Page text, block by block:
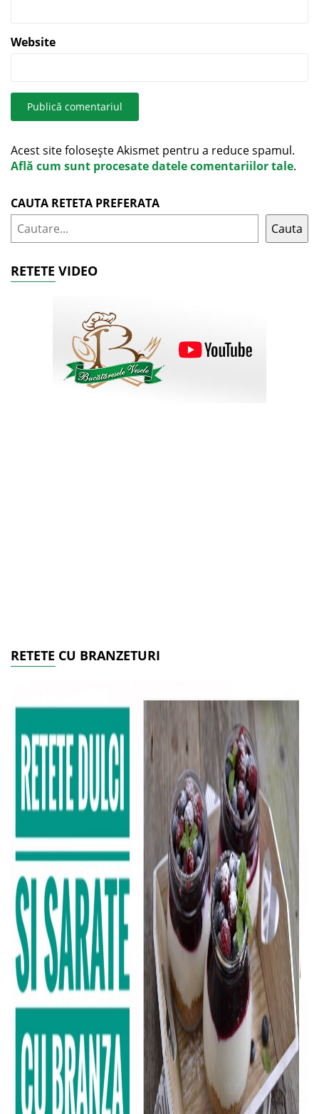
Website
Acest site folosește Akismet pentru a reduce spamul.
Află cum sunt procesate datele comentariilor tale.
CAUTA RETETA PREFERATA
Cauta
RETETE VIDEO
RETETE CU BRANZETURI